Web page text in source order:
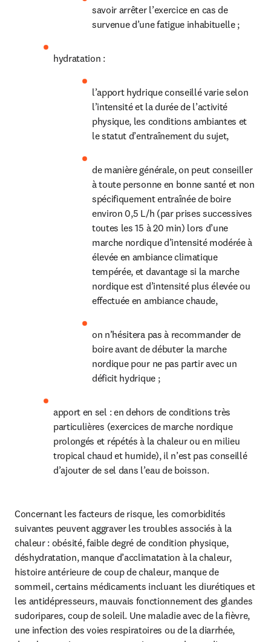
savoir arrêter l’exercice en cas de
survenue d’une fatigue inhabituelle ;
hydratation :
l’apport hydrique conseillé varie selon
l’intensité et la durée de l’activité
physique, les conditions ambiantes et
le statut d’entraînement du sujet,
de manière générale, on peut conseiller
à toute personne en bonne santé et non
spécifiquement entraînée de boire
environ 0,5 L/h (par prises successives
toutes les 15 à 20 min) lors d’une
marche nordique d’intensité modérée à
élevée en ambiance climatique
tempérée, et davantage si la marche
nordique est d’intensité plus élevée ou
effectuée en ambiance chaude,
on n’hésitera pas à recommander de
boire avant de débuter la marche
nordique pour ne pas partir avec un
déficit hydrique ;
apport en sel : en dehors de conditions très
particulières (exercices de marche nordique
prolongés et répétés à la chaleur ou en milieu
tropical chaud et humide), il n’est pas conseillé
d’ajouter de sel dans l’eau de boisson.
Concernant les facteurs de risque, les comorbidités
suivantes peuvent aggraver les troubles associés à la
chaleur : obésité, faible degré de condition physique,
déshydratation, manque d’acclimatation à la chaleur,
histoire antérieure de coup de chaleur, manque de
sommeil, certains médicaments incluant les diurétiques et
les antidépresseurs, mauvais fonctionnement des glandes
sudoripares, coup de soleil. Une maladie avec de la fièvre,
une infection des voies respiratoires ou de la diarrhée,